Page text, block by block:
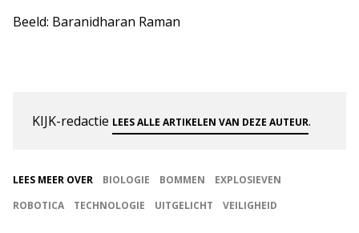
Beeld: Baranidharan Raman
KIJK-redactie LEES ALLE ARTIKELEN VAN DEZE AUTEUR.
LEES MEER OVER BIOLOGIE BOMMEN
EXPLOSIEVEN
ROBOTICA
TECHNOLOGIE UITGELICHT VEILIGHEID